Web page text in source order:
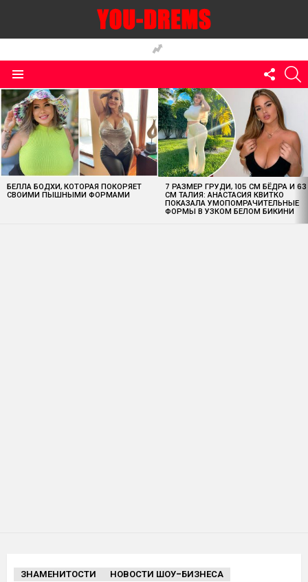
US
MOST
VIEWED
STORIES
БЕЛЛА БОДХИ, КОТОРАЯ ПОКОРЯЕТ
СВОИМИ ПЫШНЫМИ ФОРМАМИ
7 РАЗМЕР ГРУДИ, 105 СМ БЁДРА И 63
СМ ТАЛИЯ: АНАСТАСИЯ КВИТКО
ПОКАЗАЛА УМОПОМРАЧИТЕЛЬНЫЕ
ФОРМЫ В УЗКОМ БЕЛОМ БИКИНИ
ЗНАМЕНИТОСТИ НОВОСТИ ШОУ-БИЗНЕСА